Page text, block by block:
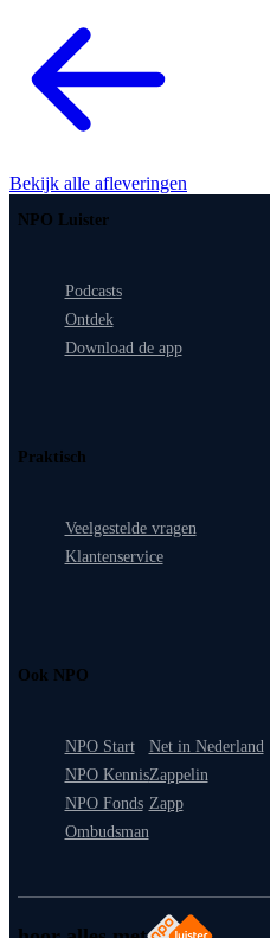
Bekijk alle afleveringen
NPO Luister
Podcasts
Ontdek
Download de app
Praktisch
Veelgestelde vragen
Klantenservice
Ook NPO
NPO Start
NPO Kennis
NPO Fonds
Ombudsman
Net in Nederland
Zappelin
Zapp